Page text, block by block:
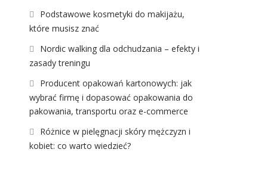
Podstawowe kosmetyki do makijażu,
które musisz znać
Nordic walking dla odchudzania – efekty i
zasady treningu
Producent opakowań kartonowych: jak
wybrać firmę i dopasować opakowania do
pakowania, transportu oraz e-commerce
Różnice w pielęgnacji skóry mężczyzn i
kobiet: co warto wiedzieć?